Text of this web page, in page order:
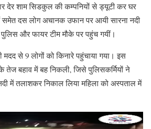
देर शाम सिडकुल की कम्पनियों से ड्यूटी कर घर
समेत दस लोग अचानक उफान पर आयी सारना नदी
और फायर टीम मौके पर पहुंच गयीं।
से 9 लोगों को किनारे पहुंचाया गया। इस
तेज बहाव में बह निकली, जिसे पुलिसकर्मियों ने
में तलाशकर निकाल लिया महिला को अस्पताल में